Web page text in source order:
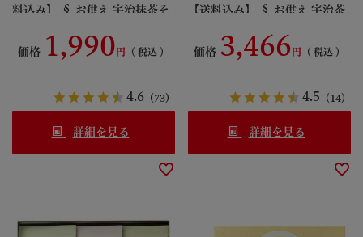
料込み】 § お供え 宇治抹茶そ
ト 年越し 095222-komi
価格 1,990 税込
4.6 （73）
詳細を見る
【送料込み】 § お供え 宇治茶
価格 3,466 税込
4.5 （14）
詳細を見る